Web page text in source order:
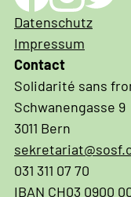
Impressum
und
Datenschutz
Datenschutz
Impressum
Contact
Solidarité sans
Schwanengasse 9
3011 Bern
031 311 07 70
IBAN CH03 0900